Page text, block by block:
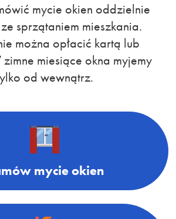
mycie okien oddzielnie
sprzątaniem mieszkania.
można opłacić kartą lub
miesiące okna myjemy
od wewnątrz.
mycie okien